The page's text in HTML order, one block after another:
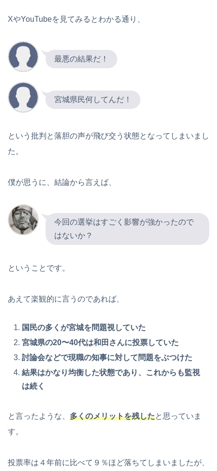
XやYouTubeを見てみるとわかる通り、
最悪の結果だ！
宮城県民何してんだ！
という批判と落胆の声が飛び交う状態となってしまいまし
た。
僕が思うに、結論から言えば、
今回の選挙はすごく影響が強かったので
はないか？
ということです。
あえて楽観的に言うのであれば、
国民の多くが宮城を問題視していた
宮城県の20〜40代は和田さんに投票していた
討論会などで現職の知事に対して問題をぶつけた
結果はかなり均衡した状態であり、これからも監視
は続く
と言ったような、 多くのメリットを残したと思っていま
す。
投票率は４年前に比べて９％ほど落ちてしまいましたが、